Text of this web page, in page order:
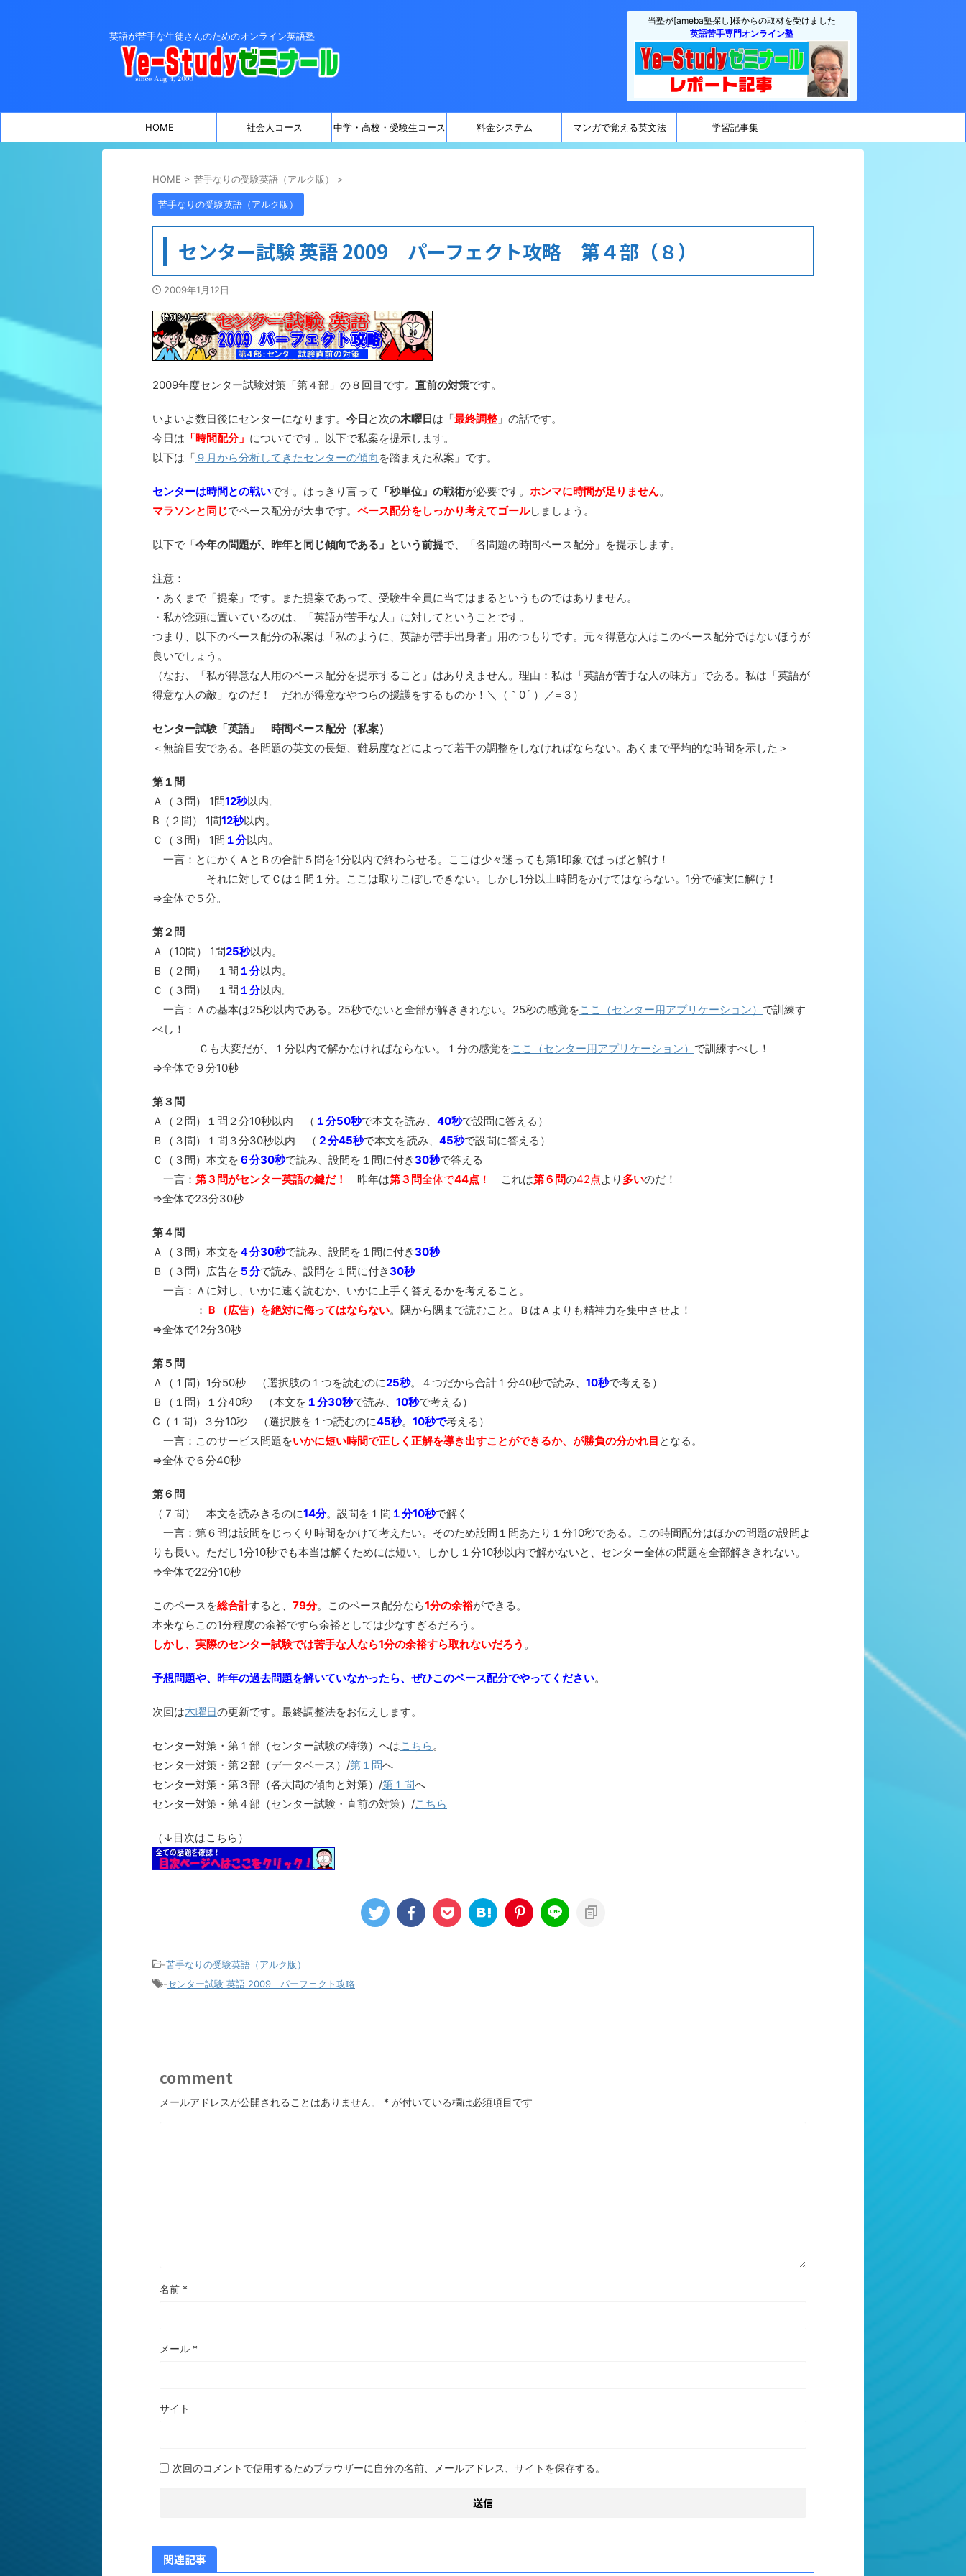
英語が苦手な生徒さんのためのオンライン英語塾
当塾が[ameba塾探し]様からの取材を受けました
英語苦手専門オンライン塾
HOME 社会人コース 中学・高校・受験生コース 料金システム マンガで覚える英文法 学習記事集
HOME > 苦手なりの受験英語（アルク版） >
苦手なりの受験英語（アルク版）
センター試験 英語 2009 パーフェクト攻略 第４部（８）
2009年1月12日
2009年度センター試験対策「第４部」の８回目です。 直前の対策です。
いよいよ数日後にセンターになります。 今日 と次の木曜日は「最終調整 」の話です。
今日は 「時間配分」 についてです。以下で私案を提示します。
以下は「 ９月から分析してきたセンターの傾向 を踏まえた私案」です。
センターは時間との戦いです。はっきり言って 「秒単位」の戦術が必要です。 ホンマに時間が足りません。
マラソンと同じでペース配分が大事です。 ペース配分をしっかり考えてゴールしましょう。
以下で「今年の問題が、昨年と同じ傾向である」という前提で、「各問題の時間ペース配分」を提示します。
注意：
・あくまで「提案」です。また提案であって、受験生全員に当てはまるというものではありません。
・私が念頭に置いているのは、「英語が苦手な人」に対してということです。
つまり、以下のペース配分の私案は「私のように、英語が苦手出身者」用のつもりです。元々得意な人はこのペース配分ではないほうが
良いでしょう。
（なお、「私が得意な人用のペース配分を提示すること」はありえません。理由：私は「英語が苦手な人の味方」である。私は「英語が
得意な人の敵」なのだ！ だれが得意なやつらの援護をするものか！＼（｀0´ ）／=３）
センター試験「英語」 時間ペース配分（私案）
＜無論目安である。各問題の英文の長短、難易度などによって若干の調整をしなければならない。あくまで平均的な時間を示した＞
第１問
Ａ（３問） 1問12秒以内。
B（２問） 1問12秒以内。
Ｃ（３問） 1問 １分以内。
一言：とにかくＡとＢの合計５問を1分以内で終わらせる。ここは少々迷っても第1印象でぱっぱと解け！
それに対してＣは１問１分。ここは取りこぼしできない。しかし1分以上時間をかけてはならない。1分で確実に解け！
⇒全体で５分。
第２問
Ａ（10問） 1問25秒以内。
Ｂ（２問） １問 １分以内。
Ｃ（３問） １問 １分以内。
一言：Ａの基本は25秒以内である。25秒でないと全部が解ききれない。25秒の感覚をここ（センター用アプリケーション） で訓練す
べし！
Ｃも大変だが、１分以内で解かなければならない。１分の感覚をここ（センター用アプリケーション） で訓練すべし！
⇒全体で９分10秒
第３問
Ａ（２問）１問２分10秒以内 （ １分50秒で本文を読み、 40秒で設問に答える）
Ｂ（３問）１問３分30秒以内 （ ２分45秒で本文を読み、 45秒で設問に答える）
Ｃ（３問）本文を ６分30秒で読み、設問を１問に付き30秒で答える
一言： 第３問がセンター英語の鍵だ！ 昨年は第３問全体で44点 ！ これは第６問の42点より 多いのだ！
⇒全体で23分30秒
第４問
Ａ（３問）本文を ４分30秒で読み、設問を１問に付き30秒
Ｂ（３問）広告を ５分で読み、設問を１問に付き30秒
一言：Ａに対し、いかに速く読むか、いかに上手く答えるかを考えること。
： Ｂ（広告）を絶対に侮ってはならない。隅から隅まで読むこと。ＢはＡよりも精神力を集中させよ！
⇒全体で12分30秒
第５問
Ａ（１問）1分50秒 （選択肢の１つを読むのに25秒。４つだから合計１分40秒で読み、 10秒で考える）
Ｂ（１問）１分40秒 （本文を １分30秒で読み、 10秒で考える）
C（１問）３分10秒 （選択肢を１つ読むのに45秒。 10秒で考える）
一言：このサービス問題をいかに短い時間で正しく正解を導き出すことができるか、が勝負の分かれ目 となる。
⇒全体で６分40秒
第６問
（７問） 本文を読みきるのに14分。設問を１問 １分10秒で解く
一言：第６問は設問をじっくり時間をかけて考えたい。そのため設問１問あたり１分10秒である。この時間配分はほかの問題の設問よ
りも長い。ただし1分10秒でも本当は解くためには短い。しかし１分10秒以内で解かないと、センター全体の問題を全部解ききれない。
⇒全体で22分10秒
このペースを総合計すると、 79分。このペース配分なら1分の余裕ができる。
本来ならこの1分程度の余裕ですら余裕としては少なすぎるだろう。
しかし、実際のセンター試験では苦手な人なら1分の余裕すら取れないだろう 。
予想問題や、昨年の過去問題を解いていなかったら、ぜひこのペース配分でやってください。
次回は木曜日の更新です。最終調整法をお伝えします。
センター対策・第１部（センター試験の特徴）へはこちら。
センター対策・第２部（データベース）/第１問へ
センター対策・第３部（各大問の傾向と対策）/第１問へ
センター対策・第４部（センター試験・直前の対策）/こちら
（↓目次はこちら）
-苦手なりの受験英語（アルク版）
-センター試験 英語 2009 パーフェクト攻略
comment
メールアドレスが公開されることはありません。 * が付いている欄は必須項目です
名前 *
メール *
サイト
次回のコメントで使用するためブラウザーに自分の名前、メールアドレス、サイトを保存する。
関連記事